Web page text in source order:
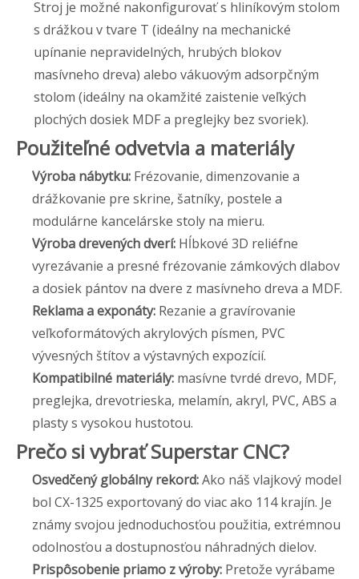
Stroj je možné nakonfigurovať s hliníkovým stolom
s drážkou v tvare T (ideálny na mechanické
upínanie nepravidelných, hrubých blokov
masívneho dreva) alebo vákuovým adsorpčným
stolom (ideálny na okamžité zaistenie veľkých
plochých dosiek MDF a preglejky bez svoriek).
Použiteľné odvetvia a materiály
Výroba nábytku: Frézovanie, dimenzovanie a
drážkovanie pre skrine, šatníky, postele a
modulárne kancelárske stoly na mieru.
Výroba drevených dverí: Hĺbkové 3D reliéfne
vyrezávanie a presné frézovanie zámkových dlabov
a dosiek pántov na dvere z masívneho dreva a MDF.
Reklama a exponáty: Rezanie a gravírovanie
veľkoformátových akrylových písmen, PVC
vývesných štítov a výstavných expozícií.
Kompatibilné materiály: masívne tvrdé drevo, MDF,
preglejka, drevotrieska, melamín, akryl, PVC, ABS a
plasty s vysokou hustotou.
Prečo si vybrať Superstar CNC?
Osvedčený globálny rekord:Ako náš vlajkový model
bol CX-1325 exportovaný do viac ako 114 krajín. Je
známy svojou jednoduchosťou použitia, extrémnou
odolnosťou a dostupnosťou náhradných dielov.
Prispôsobenie priamo z výroby: Pretože vyrábame